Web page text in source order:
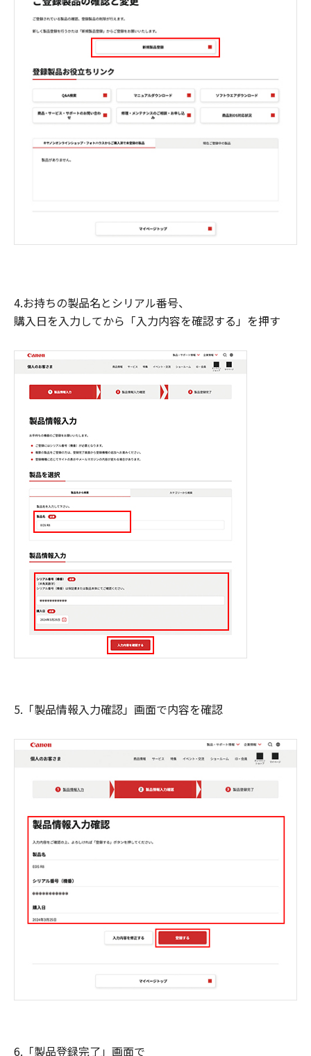
4.お持ちの製品名とシリアル番号、
購入日を入力してから「入力内容を確認する」を押す
5.「製品情報入力確認」画面で内容を確認
6.「製品登録完了」画面で